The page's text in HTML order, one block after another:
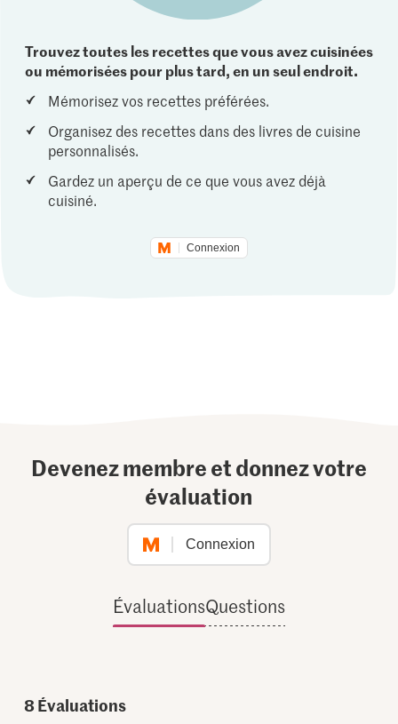
Trouvez toutes les recettes que vous avez cuisinées
ou mémorisées pour plus tard, en un seul endroit.
Mémorisez vos recettes préférées.
Organisez des recettes dans des livres de cuisine
personnalisés.
Gardez un aperçu de ce que vous avez déjà
cuisiné.
Connexion
Devenez membre et donnez votre
évaluation
Connexion
ÉvaluationsQuestions
8Évaluations